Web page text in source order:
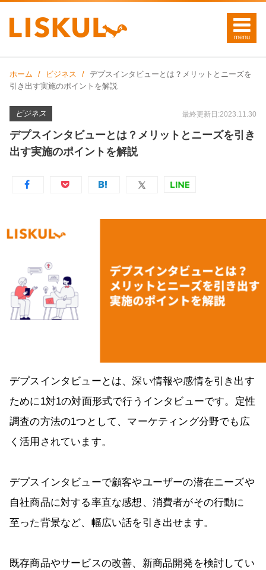
ホーム ビジネス
デプスインタビューとは？メリットとニーズを
引き出す実施のポイントを解説
ビジネス 最終更新日:2023.11.30
デプスインタビューとは？メリットとニーズを引き
出す実施のポイントを解説
デプスインタビューとは、深い情報や感情を引き出す
ために1対1の対面形式で行うインタビューです。定性
調査の方法の1つとして、マーケティング分野でも広
く活用されています。
デプスインタビューで顧客やユーザーの潜在ニーズや
自社商品に対する率直な感想、消費者がその行動に
至った背景など、幅広い話を引き出せます。
既存商品やサービスの改善、新商品開発を検討してい